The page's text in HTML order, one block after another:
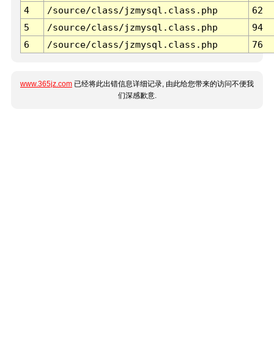
4
/source/class/jzmysql.class.php
62
5
/source/class/jzmysql.class.php
94
6
/source/class/jzmysql.class.php 76
www.365jz.com 已经将此出错信息详细记录, 由此给您带来的访问不便我
们深感歉意.